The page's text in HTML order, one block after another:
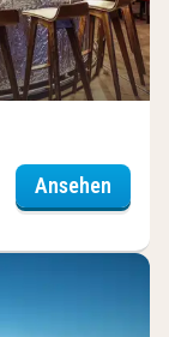
Ansehen